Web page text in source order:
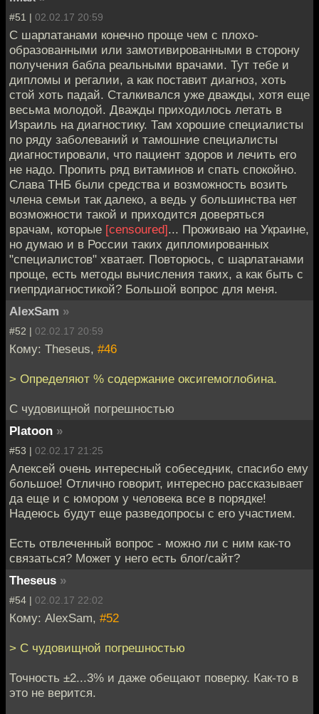
#51 | 02.02.17 20:59
С шарлатанами конечно проще чем с плохо-
образованными или замотивированными в сторону
получения бабла реальными врачами. Тут тебе и
дипломы и регалии, а как поставит диагноз, хоть
стой хоть падай. Сталкивался уже дважды, хотя еще
весьма молодой. Дважды приходилось летать в
Израиль на диагностику. Там хорошие специалисты
по ряду заболеваний и тамошние специалисты
диагностировали, что пациент здоров и лечить его
не надо. Пропить ряд витаминов и спать спокойно.
Слава ТНБ были средства и возможность возить
члена семьи так далеко, а ведь у большинства нет
возможности такой и приходится доверяться
врачам, которые [censoured]... Проживаю на Украине,
но думаю и в России таких дипломированных
"специалистов" хватает. Повторюсь, с шарлатанами
проще, есть методы вычисления таких, а как быть с
гиепрдиагностикой? Большой вопрос для меня.
AlexSam »
#52 | 02.02.17 20:59
Кому: Theseus, #46
> Определяют % содержание оксигемоглобина.
С чудовищной погрешностью
Platoon »
#53 | 02.02.17 21:25
Алексей очень интересный собеседник, спасибо ему
большое! Отлично говорит, интересно рассказывает
да еще и с юмором у человека все в порядке!
Надеюсь будут еще разведопросы с его участием.
Есть отвлеченный вопрос - можно ли с ним как-то
связаться? Может у него есть блог/сайт?
Theseus »
#54 | 02.02.17 22:02
Кому: AlexSam, #52
> С чудовищной погрешностью
Точность ±2...3% и даже обещают поверку. Как-то в
это не верится.